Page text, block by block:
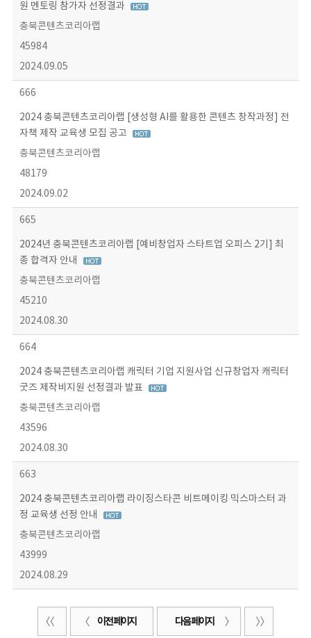
원 멘토링 참가자 선정결과
충북콘텐츠코리아랩
45984
2024.09.05
666
2024 충북콘텐츠코리아랩 [생성형 AI를 활용한 콘텐츠 창작과정] 전
자책 제작 교육생 모집 공고
충북콘텐츠코리아랩
48179
2024.09.02
665
2024년 충북콘텐츠코리아랩 [예비창업자 스타트업 오피스 2기] 최
종 합격자 안내
충북콘텐츠코리아랩
45210
2024.08.30
664
2024 충북콘텐츠코리아랩 캐릭터 기업 지원사업 신규창업자 캐릭터
굿즈 제작비지원 선정결과 발표
충북콘텐츠코리아랩
43596
2024.08.30
663
2024 충북콘텐츠코리아랩 라이징스타콘 비트메이킹 믹스마스터 과
정 교육생 선정 안내
충북콘텐츠코리아랩
43999
2024.08.29
이전 페이지 다음 페이지